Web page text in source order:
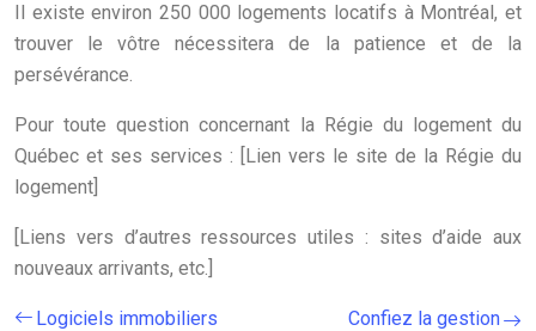
Il existe environ 250 000 logements locatifs à Montréal, et
trouver le vôtre nécessitera de la patience et de la
persévérance.
Pour toute question concernant la Régie du logement du
Québec et ses services : [Lien vers le site de la Régie du
logement]
[Liens vers d’autres ressources utiles : sites d’aide aux
nouveaux arrivants, etc.]
Logiciels immobiliers
Confiez la gestion